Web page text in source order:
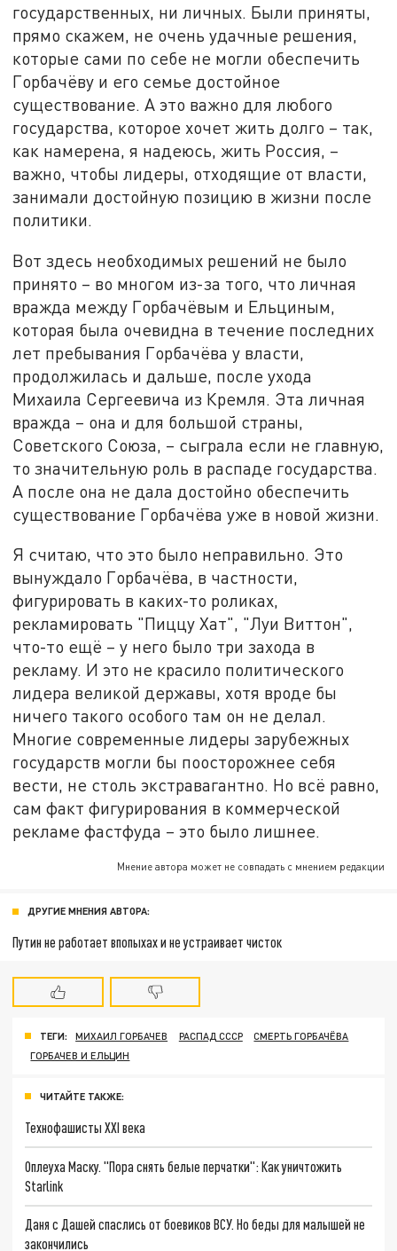
государственных, ни личных. Были приняты,
прямо скажем, не очень удачные решения,
которые сами по себе не могли обеспечить
Горбачёву и его семье достойное
существование. А это важно для любого
государства, которое хочет жить долго – так,
как намерена, я надеюсь, жить Россия, –
важно, чтобы лидеры, отходящие от власти,
занимали достойную позицию в жизни после
политики.
Вот здесь необходимых решений не было
принято – во многом из-за того, что личная
вражда между Горбачёвым и Ельциным,
которая была очевидна в течение последних
лет пребывания Горбачёва у власти,
продолжилась и дальше, после ухода
Михаила Сергеевича из Кремля. Эта личная
вражда – она и для большой страны,
Советского Союза, – сыграла если не главную,
то значительную роль в распаде государства.
А после она не дала достойно обеспечить
существование Горбачёва уже в новой жизни.
Я считаю, что это было неправильно. Это
вынуждало Горбачёва, в частности,
фигурировать в каких-то роликах,
рекламировать "Пиццу Хат", "Луи Виттон",
что-то ещё – у него было три захода в
рекламу. И это не красило политического
лидера великой державы, хотя вроде бы
ничего такого особого там он не делал.
Многие современные лидеры зарубежных
государств могли бы поосторожнее себя
вести, не столь экстравагантно. Но всё равно,
сам факт фигурирования в коммерческой
рекламе фастфуда – это было лишнее.
Мнение автора может не совпадать с мнением редакции
ДРУГИЕ МНЕНИЯ АВТОРА:
Путин не работает впопыхах и не устраивает чисток
ТЕГИ: МИХАИЛ ГОРБАЧЕВ РАСПАД СССР
СМЕРТЬ ГОРБАЧЁВА
ГОРБАЧЕВ И ЕЛЬЦИН
ЧИТАЙТЕ ТАКЖЕ:
Технофашисты XXI века
Оплеуха Маску. "Пора снять белые перчатки": Как уничтожить
Starlink
Даня с Дашей спаслись от боевиков ВСУ. Но беды для малышей не
закончились